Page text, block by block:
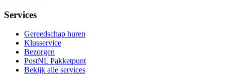
Services
Gereedschap huren
Klusservice
Bezorgen
PostNL Pakketpunt
Bekijk alle services